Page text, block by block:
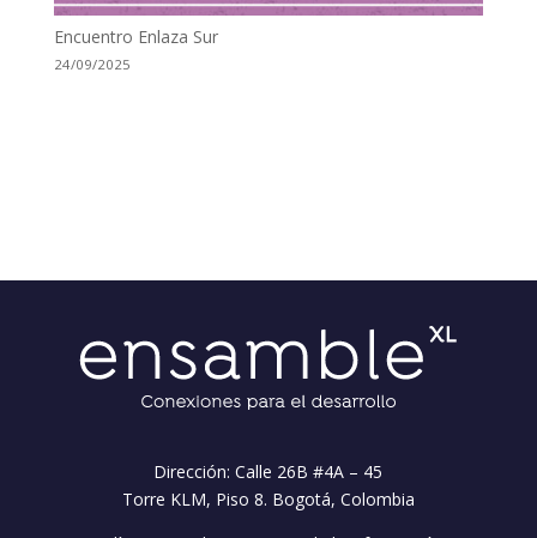
Encuentro Enlaza Sur
24/09/2025
Dirección: Calle 26B #4A – 45
Torre KLM, Piso 8. Bogotá, Colombia